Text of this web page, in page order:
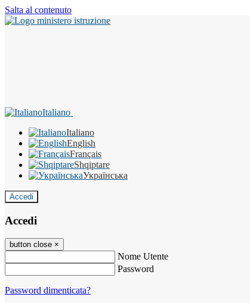
Salta al contenuto
Italiano
Italiano
English
Français
Shqiptare
Українська
Accedi
Accedi
button close ×
Nome Utente
Password
Password dimenticata?